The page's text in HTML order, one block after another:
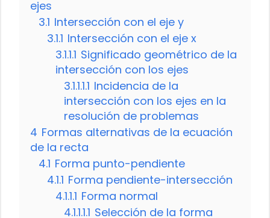
ejes
3.1 Intersección con el eje y
3.1.1 Intersección con el eje x
3.1.1.1 Significado geométrico de la
intersección con los ejes
3.1.1.1.1 Incidencia de la
intersección con los ejes en la
resolución de problemas
4 Formas alternativas de la ecuación
de la recta
4.1 Forma punto-pendiente
4.1.1 Forma pendiente-intersección
4.1.1.1 Forma normal
4.1.1.1.1 Selección de la forma